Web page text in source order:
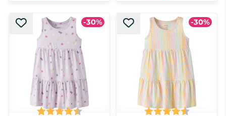
92, 98, 104, 110, 116 92, 98, 104, 116
-30%
Karakter: 4.5 av 5 mulige
-30%
Karakter: 4.5 av 5